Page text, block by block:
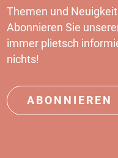
Themen und
Abonnieren Sie
immer plietsch
nichts!
ABONNIEREN